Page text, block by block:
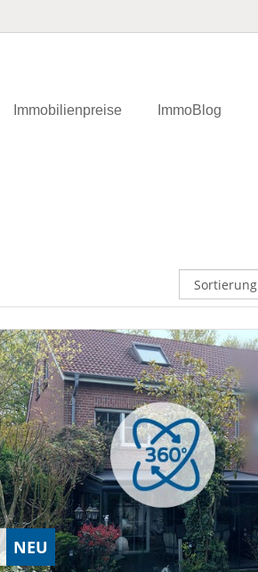
Immobilienpreise ImmoBlog
NEU